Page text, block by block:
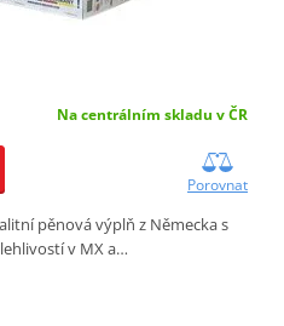
Na centrálním skladu v ČR
Porovnat
pěnová výplň z Německa s
v MX a…